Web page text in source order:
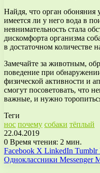
Найдя, что орган обоняния
имеется ли у него вода в
невнимательность стала
дискомфорта организма
в достаточном количестве
Замечайте за животным,
поведение при
физической активности и
смогут посоветовать, что
важные, и нужно
Теги
нос почему собаки тёплый
22.04.2019
0 Время чтения: 2 мин.
Facebook X LinkedIn Tumblr
Одноклассники Messenger